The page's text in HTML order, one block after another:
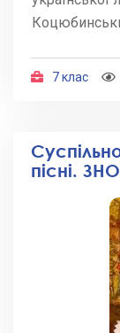
7 клас
пісні. ЗНО